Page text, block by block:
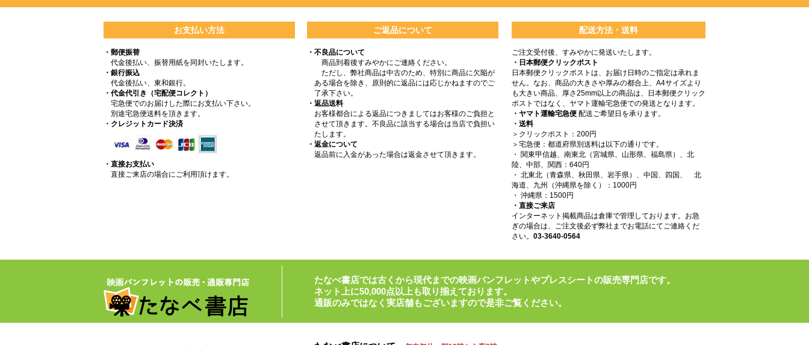
お支払い方法
・郵便振替
代金後払い、振替用紙を同封いたします。
・銀行振込
代金後払い、東和銀行。
・代金代引き（宅配便コレクト）
宅急便でのお届けした際にお支払い下さい。
別途宅急便送料を頂きます。
・クレジットカード決済
・直接お支払い
直接ご来店の場合にご利用頂けます。
ご返品について
・不良品について
商品到着後すみやかにご連絡ください。
ただし、弊社商品は中古のため、特別に商品に欠陥が
ある場合を除き、原則的に返品には応じかねますのでご
了承下さい。
・返品送料
お客様都合による返品につきましてはお客様のご負担と
させて頂きます。不良品に該当する場合は当店で負担い
たします。
・返金について
返品前に入金があった場合は返金させて頂きます。
配送方法・送料
ご注文受付後、すみやかに発送いたします。
・日本郵便クリックポスト
日本郵便クリックポストは、お届け日時のご指定は承れま
せん。なお、商品の大きさや厚みの都合上、A4サイズより
も大きい商品、厚さ25mm以上の商品は、日本郵便クリック
ポストではなく、ヤマト運輸宅急便での発送となります。
・ヤマト運輸宅急便 配送ご希望日を承ります。
・送料
＞クリックポスト：200円
＞宅急便：都道府県別送料は以下の通りです。
・ 関東甲信越、南東北（宮城県、山形県、福島県）、北
陸、中部、関西：640円
・ 北東北（青森県、秋田県、岩手県）、中国、四国、 北
海道、九州（沖縄県を除く）：1000円
・ 沖縄県：1500円
・直接ご来店
インターネット掲載商品は倉庫で管理しております。お急
ぎの場合は、ご注文後必ず弊社までお電話にてご連絡くだ
さい。 03-3640-0564
たなべ書店では古くから現代までの映画パンフレットやプレスシートの販売専門店です。
ネット上に50,000点以上も取り揃えております。
通販のみではなく実店舗もございますので是非ご覧ください。